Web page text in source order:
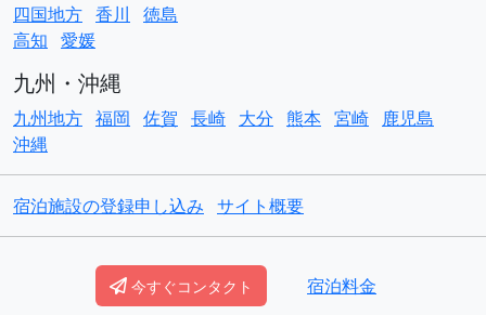
今すぐコンタクト 宿泊料金
四国地方 香川
徳島
高知 愛媛
九州・沖縄
九州地方 福岡 佐賀 長崎 大分 熊本 宮崎
鹿児島
沖縄
宿泊施設の登録申し込み サイト概要
© CopyrightACO貸別荘コテージ